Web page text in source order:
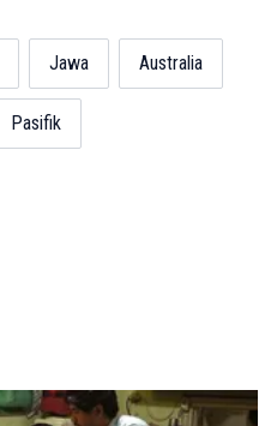
Jawa Australia
Pasifik